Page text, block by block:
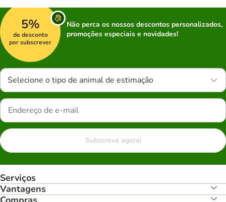
5%
de desconto
por subscrever
Não perca os nossos descontos personalizados,
promoções especiais e novidades!
Selecione o tipo de animal de estimação
Subscreva agora!
Serviços
Vantagens